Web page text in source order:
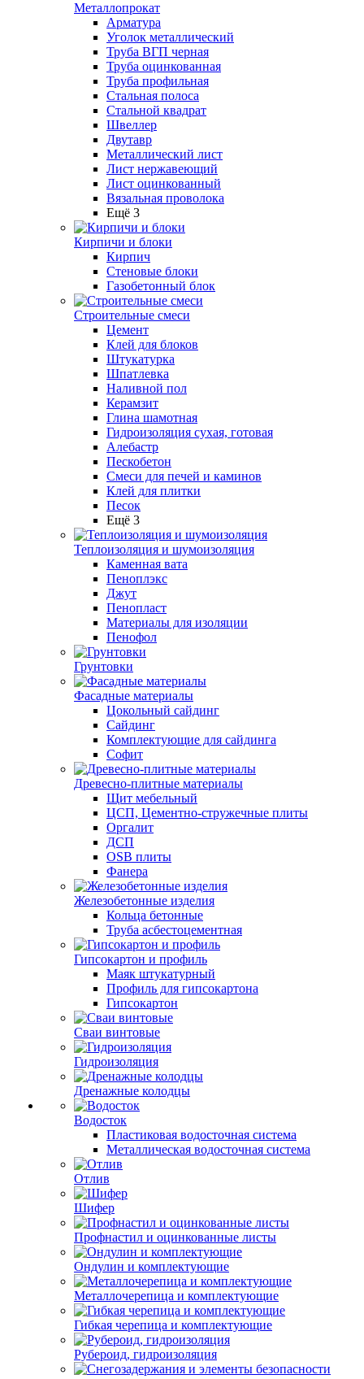
Металлопрокат
Арматура
Уголок металлический
Труба ВГП черная
Труба оцинкованная
Труба профильная
Стальная полоса
Стальной квадрат
Швеллер
Двутавр
Металлический лист
Лист нержавеющий
Лист оцинкованный
Вязальная проволока
Ещё 3
Кирпичи и блоки
Кирпич
Стеновые блоки
Газобетонный блок
Строительные смеси
Цемент
Клей для блоков
Штукатурка
Шпатлевка
Наливной пол
Керамзит
Глина шамотная
Гидроизоляция сухая, готовая
Алебастр
Пескобетон
Смеси для печей и каминов
Клей для плитки
Песок
Ещё 3
Теплоизоляция и шумоизоляция
Каменная вата
Пеноплэкс
Джут
Пенопласт
Материалы для изоляции
Пенофол
Грунтовки
Фасадные материалы
Цокольный сайдинг
Сайдинг
Комплектующие для сайдинга
Софит
Древесно-плитные материалы
Щит мебельный
ЦСП, Цементно-стружечные плиты
Оргалит
ДСП
OSB плиты
Фанера
Железобетонные изделия
Кольца бетонные
Труба асбестоцементная
Гипсокартон и профиль
Маяк штукатурный
Профиль для гипсокартона
Гипсокартон
Сваи винтовые
Гидроизоляция
Дренажные колодцы
Водосток
Пластиковая водосточная система
Металлическая водосточная система
Отлив
Шифер
Профнастил и оцинкованные листы
Ондулин и комплектующие
Металлочерепица и комплектующие
Гибкая черепица и комплектующие
Рубероид, гидроизоляция